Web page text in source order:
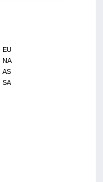
EU
NA
AS
SA